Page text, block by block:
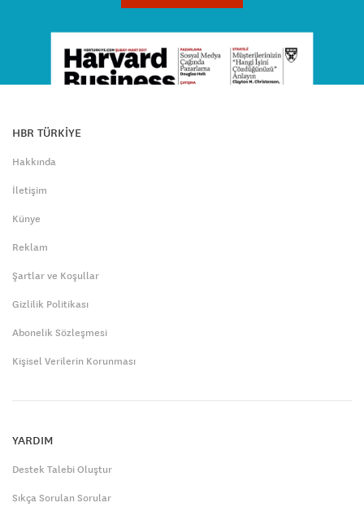
HBR TÜRKİYE
Hakkında
İletişim
Künye
Reklam
Şartlar ve Koşullar
Gizlilik Politikası
Abonelik Sözleşmesi
Kişisel Verilerin Korunması
YARDIM
Destek Talebi Oluştur
Sıkça Sorulan Sorular